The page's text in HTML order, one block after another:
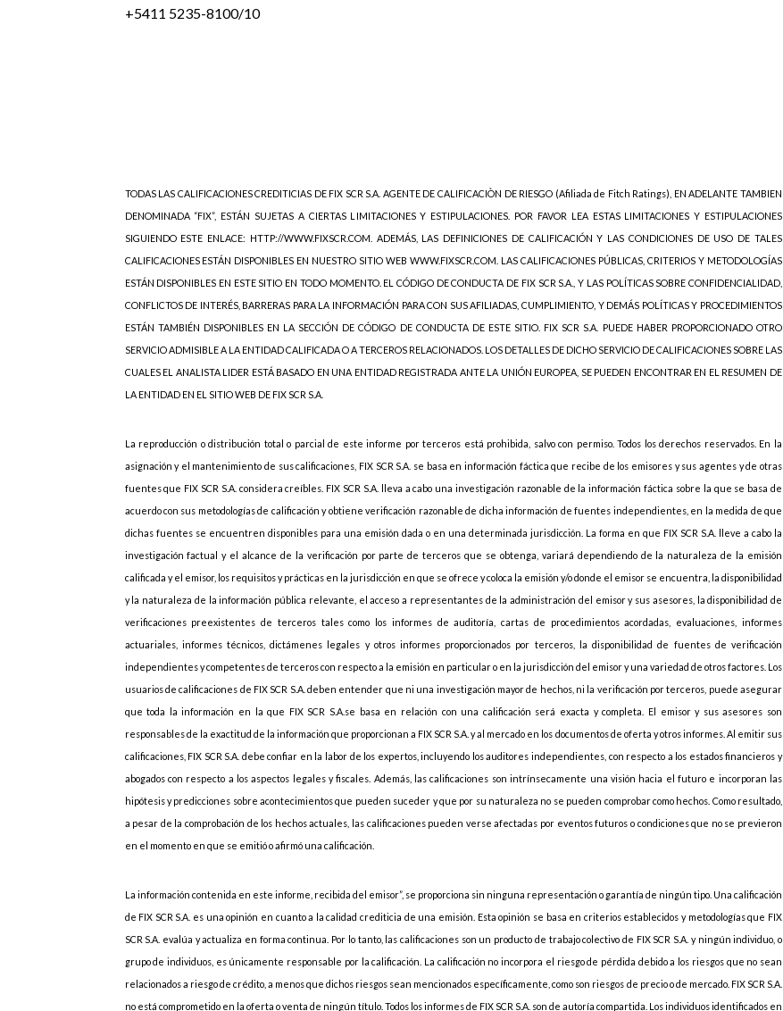
+5411 5235-8100/10
TODAS LAS CALIFICACIONES CREDITICIAS DE FIX SCR S.A. AGENTE DE CALIFICACIÒN DE RIESGO (Afiliada de Fitch Ratings), EN ADELANTE TAMBIEN
DENOMINADA “FIX”, ESTÁN SUJETAS A CIERTAS LIMITACIONES Y ESTIPULACIONES. POR FAVOR LEA ESTAS LIMITACIONES Y ESTIPULACIONES
SIGUIENDO ESTE ENLACE: HTTP://WWW.FIXSCR.COM. ADEMÁS, LAS DEFINICIONES DE CALIFICACIÓN Y LAS CONDICIONES DE USO DE TALES
CALIFICACIONES ESTÁN DISPONIBLES EN NUESTRO SITIO WEB WWW.FIXSCR.COM. LAS CALIFICACIONES PÚBLICAS, CRITERIOS Y METODOLOGÍAS
ESTÁN DISPONIBLES EN ESTE SITIO EN TODO MOMENTO. EL CÓDIGO DE CONDUCTA DE FIX SCR S.A., Y LAS POLÍTICAS SOBRE CONFIDENCIALIDAD,
CONFLICTOS DE INTERÉS, BARRERAS PARA LA INFORMACIÓN PARA CON SUS AFILIADAS, CUMPLIMIENTO, Y DEMÁS POLÍTICAS Y PROCEDIMIENTOS
ESTÁN TAMBIÉN DISPONIBLES EN LA SECCIÓN DE CÓDIGO DE CONDUCTA DE ESTE SITIO. FIX SCR S.A. PUEDE HABER PROPORCIONADO OTRO
SERVICIO ADMISIBLE A LA ENTIDAD CALIFICADA O A TERCEROS RELACIONADOS. LOS DETALLES DE DICHO SERVICIO DE CALIFICACIONES SOBRE LAS
CUALES EL ANALISTA LIDER ESTÁ BASADO EN UNA ENTIDAD REGISTRADA ANTE LA UNIÓN EUROPEA, SE PUEDEN ENCONTRAR EN EL RESUMEN DE
LA ENTIDAD EN EL SITIO WEB DE FIX SCR S.A.
La reproducción o distribución total o parcial de este informe por terceros está prohibida, salvo con permiso. Todos los derechos reservados. En la
asignación y el mantenimiento de sus calificaciones, FIX SCR S.A. se basa en información fáctica que recibe de los emisores y sus agentes y de otras
fuentes que FIX SCR S.A. considera creíbles. FIX SCR S.A. lleva a cabo una investigación razonable de la información fáctica sobre la que se basa de
acuerdo con sus metodologías de calificación y obtiene verificación razonable de dicha información de fuentes independientes, en la medida de que
dichas fuentes se encuentren disponibles para una emisión dada o en una determinada jurisdicción. La forma en que FIX SCR S.A. lleve a cabo la
investigación factual y el alcance de la verificación por parte de terceros que se obtenga, variará dependiendo de la naturaleza de la emisión
calificada y el emisor, los requisitos y prácticas en la jurisdicción en que se ofrece y coloca la emisión y/o donde el emisor se encuentra, la disponibilidad
y la naturaleza de la información pública relevante, el acceso a representantes de la administración del emisor y sus asesores, la disponibilidad de
verificaciones preexistentes de terceros tales como los informes de auditoría, cartas de procedimientos acordadas, evaluaciones, informes
actuariales, informes técnicos, dictámenes legales y otros informes proporcionados por terceros, la disponibilidad de fuentes de verificación
independientes y competentes de terceros con respecto a la emisión en particular o en la jurisdicción del emisor y una variedad de otros factores. Los
usuarios de calificaciones de FIX SCR S.A. deben entender que ni una investigación mayor de hechos, ni la verificación por terceros, puede asegurar
que toda la información en la que FIX SCR S.A.se basa en relación con una calificación será exacta y completa. El emisor y sus asesores son
responsables de la exactitud de la información que proporcionan a FIX SCR S.A. y al mercado en los documentos de oferta y otros informes. Al emitir sus
calificaciones, FIX SCR S.A. debe confiar en la labor de los expertos, incluyendo los auditores independientes, con respecto a los estados financieros y
abogados con respecto a los aspectos legales y fiscales. Además, las calificaciones son intrínsecamente una visión hacia el futuro e incorporan las
hipótesis y predicciones sobre acontecimientos que pueden suceder y que por su naturaleza no se pueden comprobar como hechos. Como resultado,
a pesar de la comprobación de los hechos actuales, las calificaciones pueden verse afectadas por eventos futuros o condiciones que no se previeron
en el momento en que se emitió o afirmó una calificación.
La información contenida en este informe, recibida del emisor”, se proporciona sin ninguna representación o garantía de ningún tipo. Una calificación
de FIX SCR S.A. es una opinión en cuanto a la calidad crediticia de una emisión. Esta opinión se basa en criterios establecidos y metodologías que FIX
SCR S.A. evalúa y actualiza en forma continua. Por lo tanto, las calificaciones son un producto de trabajo colectivo de FIX SCR S.A. y ningún individuo, o
grupo de individuos, es únicamente responsable por la calificación. La calificación no incorpora el riesgo de pérdida debido a los riesgos que no sean
relacionados a riesgo de crédito, a menos que dichos riesgos sean mencionados específicamente, como son riesgos de precio o de mercado. FIX SCR S.A.
no está comprometido en la oferta o venta de ningún título. Todos los informes de FIX SCR S.A. son de autoría compartida. Los individuos identificados en